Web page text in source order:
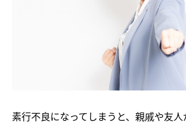
素行不良になってしまうと、親戚や友人